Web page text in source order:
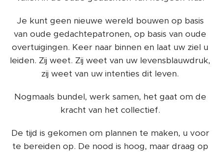
Je kunt geen nieuwe wereld bouwen op basis
van oude gedachtepatronen, op basis van oude
overtuigingen. Keer naar binnen en laat uw ziel u
leiden. Zij weet. Zij weet van uw levensblauwdruk,
zij weet van uw intenties dit leven.
Nogmaals bundel, werk samen, het gaat om de
kracht van het collectief.
De tijd is gekomen om plannen te maken, u voor
te bereiden op. De nood is hoog, maar draag op